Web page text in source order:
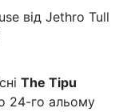
The Tipu
24-го альому